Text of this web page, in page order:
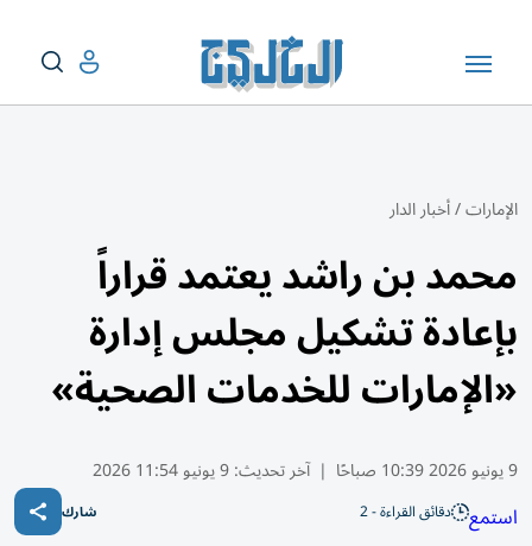
الإمارات/أخبار الدار
محمد بن راشد يعتمد قراراً
بإعادة تشكيل مجلس إدارة
«الإمارات للخدمات الصحية»
9 يونيو 2026 10:39 صباحًا | آخر تحديث:9 يونيو 11:54 2026
استمع دقائق القراءة - 2 شارك